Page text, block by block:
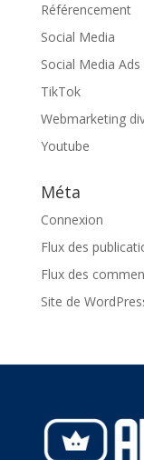
Référencement
Social Media
Social Media Ads
TikTok
Webmarketing
Youtube
Méta
Connexion
Flux des
Flux des
Site de